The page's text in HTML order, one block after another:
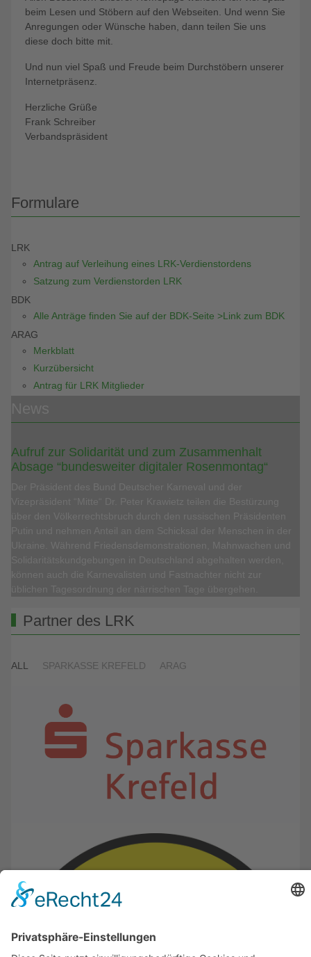
beim Lesen und Stöbern auf den Webseiten. Und wenn Sie
Anregungen oder Wünsche haben, dann teilen Sie uns
diese doch bitte mit.
Und nun viel Spaß und Freude beim Durchstöbern unserer
Internetpräsenz.
Herzliche Grüße
Frank Schreiber
Verbandspräsident
Formulare
LRK
Antrag auf Verleihung eines LRK-Verdienstordens
Satzung zum Verdienstorden LRK
BDK
Alle Anträge finden Sie auf der BDK-Seite >Link zum BDK
ARAG
Merkblatt
Kurzübersicht
Antrag für LRK Mitglieder
Aufruf zur Solidarität und zum Zusammenhalt
Absage “bundesweiter digitaler Rosenmontag“
Partner des LRK
ALL SPARKASSE KREFELD ARAG